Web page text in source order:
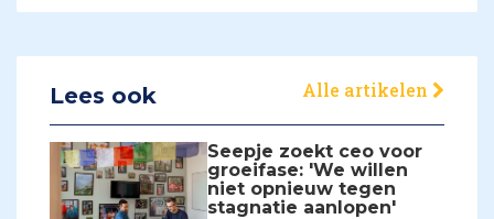
Lees ook Alle artikelen
Seepje zoekt ceo voor
groeifase: 'We willen
niet opnieuw tegen
stagnatie aanlopen'